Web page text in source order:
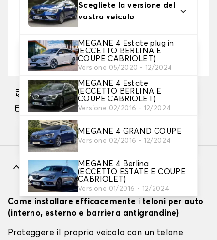
Scegliete la versione del
vostro veicolo
MEGANE 4 Estate plug in
(ECCETTO BERLINA E
COUPE CABRIOLET)
Versione 05/2020 - 12/2024
MEGANE 4 Estate
(ECCETTO BERLINA E
COUPE CABRIOLET)
Versione 02/2016 - 12/2024
MEGANE 4 GRAND COUPE
Versione 02/2016 - 12/2024
MEGANE 4 Berlina
(ECCETTO ESTATE E COUPE
CABRIOLET)
Versione 01/2016 - 12/2024
2. Livello di protezione
Scegli il telo protettivo adatto alle tue esigenze
Consegna gratuita stimata su 18/08/2026
Pagamento in 3x gratuito, a partire da 60 euro
Caratteristiche
Come installare efficacemente i teloni per auto
(interno, esterno e barriera antigrandine)
Proteggere il proprio veicolo con un telone